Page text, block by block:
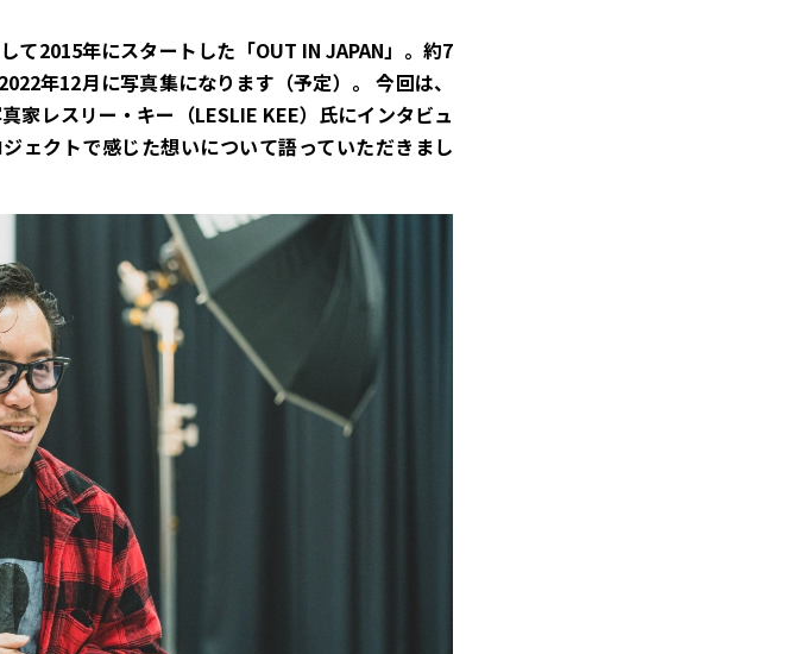
て2015年にスタートした「OUT IN JAPAN」。約7
年12月に写真集になります（予定）。 今回は、
家レスリー・キー（LESLIE KEE）氏にインタビュ
ェクトで感じた想いについて語っていただきまし